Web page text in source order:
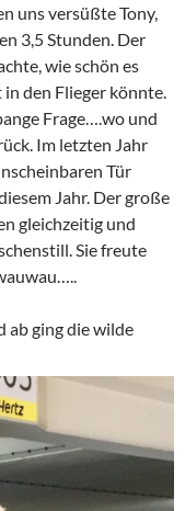
uns versüßte Tony,
3,5 Stunden. Der
wie schön es
den Flieger könnte.
Frage….wo und
Im letzten Jahr
Tür
Jahr. Der große
gleichzeitig und
Sie freute
ab ging die wilde